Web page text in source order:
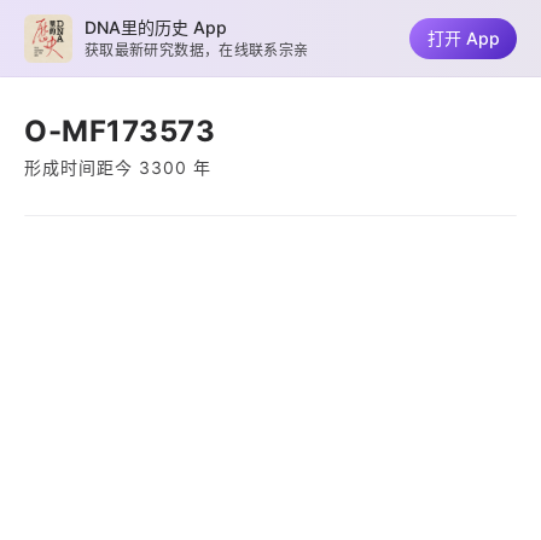
O-MF173573
形成时间距今 3300 年
DNA里的历史 App
获取最新研究数据，在线联系宗亲
打开 App